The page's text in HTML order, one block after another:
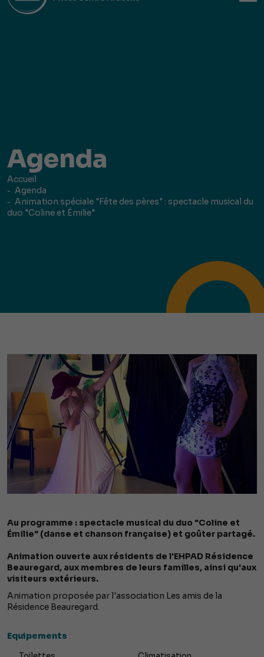
Agenda
Accueil
Agenda
Animation spéciale "Fête des pères" : spectacle musical du
duo "Coline et Émilie"
Au programme : spectacle musical du duo "Coline et
Émilie" (danse et chanson française) et goûter partagé.
Animation ouverte aux résidents de l'EHPAD Résidence
Beauregard, aux membres de leurs familles, ainsi qu'aux
visiteurs extérieurs.
Animation proposée par l'association Les amis de la
Résidence Beauregard.
Equipements